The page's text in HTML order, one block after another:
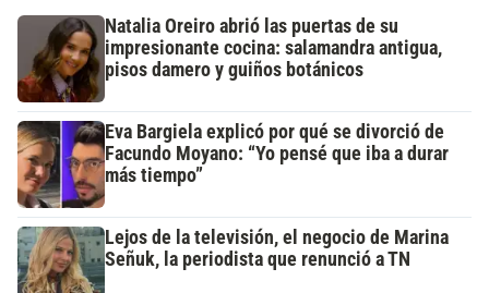
Natalia Oreiro abrió las puertas de su
impresionante cocina: salamandra antigua,
pisos damero y guiños botánicos
Eva Bargiela explicó por qué se divorció de
Facundo Moyano: “Yo pensé que iba a durar
más tiempo”
Lejos de la televisión, el negocio de Marina
Señuk, la periodista que renunció a TN